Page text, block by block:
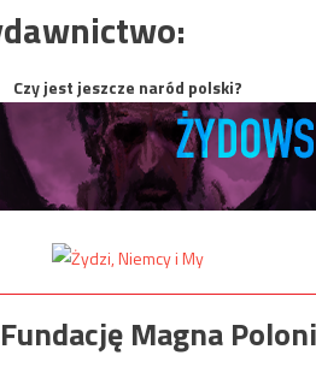
Czy jest jeszcze naród polski?
Magna